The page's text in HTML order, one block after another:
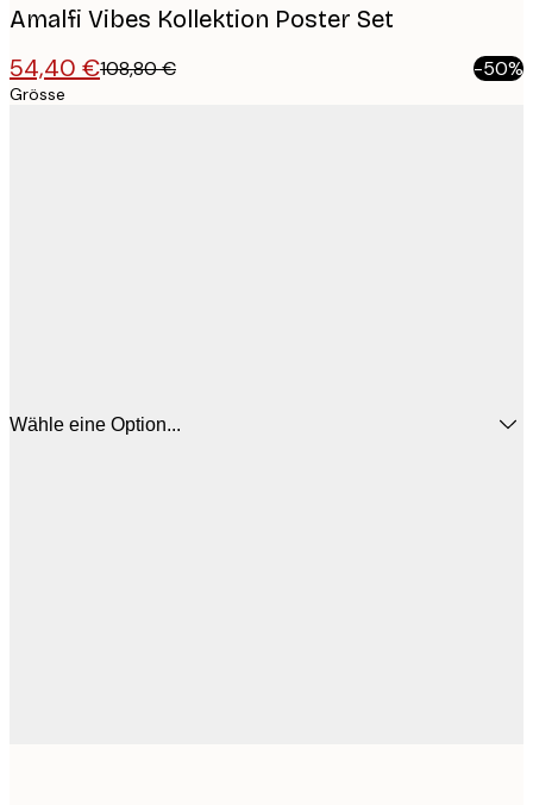
Amalfi Vibes Kollektion Poster Set
54,40 €108,80 € -50%
Grösse
Wähle eine Option...